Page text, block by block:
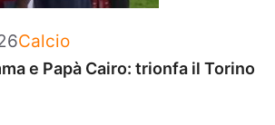
Categorie
Calcio
e Papà Cairo: trionfa il Torino